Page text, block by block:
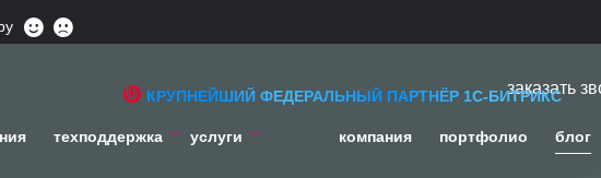
КРУПНЕЙШИЙ ФЕДЕРАЛЬНЫЙ ПАРТНЁР 1С-БИТРИКС
заказать
техподдержка услуги компания портфолио блог